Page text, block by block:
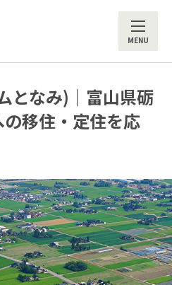
となみ)｜富山県砺
移住・定住を応